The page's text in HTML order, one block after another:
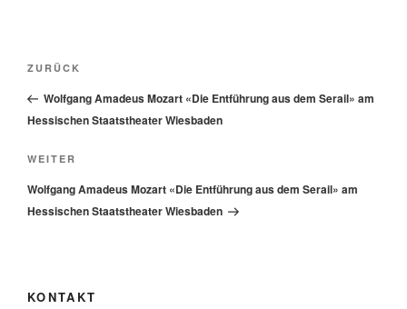
Beitragsnavigation
Vorheriger
Beitrag
ZURÜCK
Wolfgang Amadeus Mozart «Die Entführung aus dem Serail» am
Hessischen Staatstheater Wiesbaden
Nächster
Beitrag
WEITER
Wolfgang Amadeus Mozart «Die Entführung aus dem Serail» am
Hessischen Staatstheater Wiesbaden
KONTAKT